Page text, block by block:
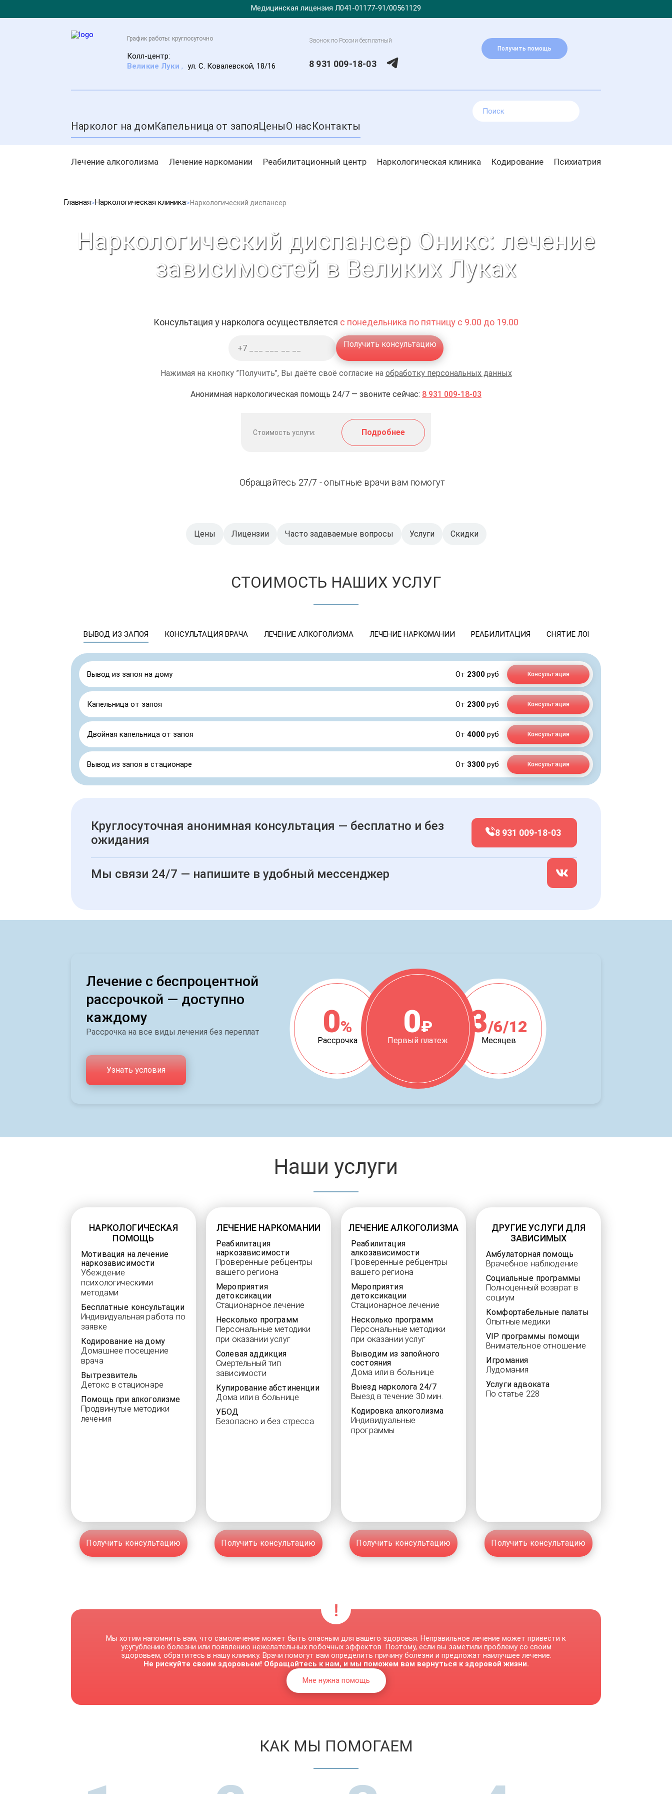
Медицинская лицензия Л041-01177-91/00561129
График работы: круглосуточно
Колл-центр:
Великие Луки , ул. С. Ковалевской, 18/16
Получить помощь
Звонок по России бесплатный
8 931 009-18-03
Нарколог на домКапельница от запояЦеныО насКонтакты
Лечение алкоголизма Лечение наркомании Реабилитационный центр Наркологическая клиника Кодирование Психиатрия
Главная Наркологическая клиника Наркологический диспансер
Наркологический диспансер Оникс: лечение
зависимостей в Великих Луках
Консультация у нарколога осуществляется с понедельника по пятницу с 9.00 до 19.00
Получить консультацию
Нажимая на кнопку ”Получить”, Вы даёте своё согласие на обработку персональных данных
Анонимная наркологическая помощь 24/7 — звоните сейчас: 8 931 009-18-03
Стоимость услуги: Подробнее
Обращайтесь 27/7 - опытные врачи вам помогут
Цены Лицензии Часто задаваемые вопросы Услуги Скидки
СТОИМОСТЬ НАШИХ УСЛУГ
ВЫВОД ИЗ ЗАПОЯ КОНСУЛЬТАЦИЯ ВРАЧА ЛЕЧЕНИЕ АЛКОГОЛИЗМА ЛЕЧЕНИЕ НАРКОМАНИИ РЕАБИЛИТАЦИЯ СНЯТИЕ ЛОМКИ
Вывод из запоя на дому От 2300 руб Консультация
Капельница от запоя От 2300 руб Консультация
Двойная капельница от запоя От 4000 руб Консультация
Вывод из запоя в стационаре От 3300 руб Консультация
Круглосуточная анонимная консультация — бесплатно и без
ожидания
8 931 009-18-03
Мы связи 24/7 — напишите в удобный мессенджер
Лечение с беспроцентной
рассрочкой — доступно
каждому
Рассрочка на все виды лечения без переплат 0%
Рассрочка
0₽
Первый платеж
3/6/12
Месяцев
Узнать условия
Наши услуги
НАРКОЛОГИЧЕСКАЯ
ПОМОЩЬ
Мотивация на лечение
наркозависимости
Убеждение
психологическими
методами
Бесплатные консультации
Индивидуальная работа по
заявке
Кодирование на дому
Домашнее посещение
врача
Вытрезвитель
Детокс в стационаре
Помощь при алкоголизме
Продвинутые методики
лечения
Получить консультацию
ЛЕЧЕНИЕ НАРКОМАНИИ
Реабилитация
наркозависимости
Проверенные ребцентры
вашего региона
Мероприятия
детоксикации
Стационарное лечение
Несколько программ
Персональные методики
при оказании услуг
Солевая аддикция
Смертельный тип
зависимости
Купирование абстиненции
Дома или в больнице
УБОД
Безопасно и без стресса
Получить консультацию
ЛЕЧЕНИЕ АЛКОГОЛИЗМА
Реабилитация
алкозависимости
Проверенные ребцентры
вашего региона
Мероприятия
детоксикации
Стационарное лечение
Несколько программ
Персональные методики
при оказании услуг
Выводим из запойного
состояния
Дома или в больнице
Выезд нарколога 24/7
Выезд в течение 30 мин.
Кодировка алкоголизма
Индивидуальные
программы
Получить консультацию
ДРУГИЕ УСЛУГИ ДЛЯ
ЗАВИСИМЫХ
Амбулаторная помощь
Врачебное наблюдение
Социальные программы
Полноценный возврат в
социум
Комфортабельные палаты
Опытные медики
VIP программы помощи
Внимательное отношение
Игромания
Лудомания
Услуги адвоката
По статье 228
Получить консультацию
Мы хотим напомнить вам, что самолечение может быть опасным для вашего здоровья. Неправильное лечение может привести к
усугублению болезни или появлению нежелательных побочных эффектов. Поэтому, если вы заметили проблему со своим
здоровьем, обратитесь в нашу клинику. Врачи помогут вам определить причину болезни и предложат наилучшее лечение.
Не рискуйте своим здоровьем! Обращайтесь к нам, и мы поможем вам вернуться к здоровой жизни.
Мне нужна помощь
КАК МЫ ПОМОГАЕМ